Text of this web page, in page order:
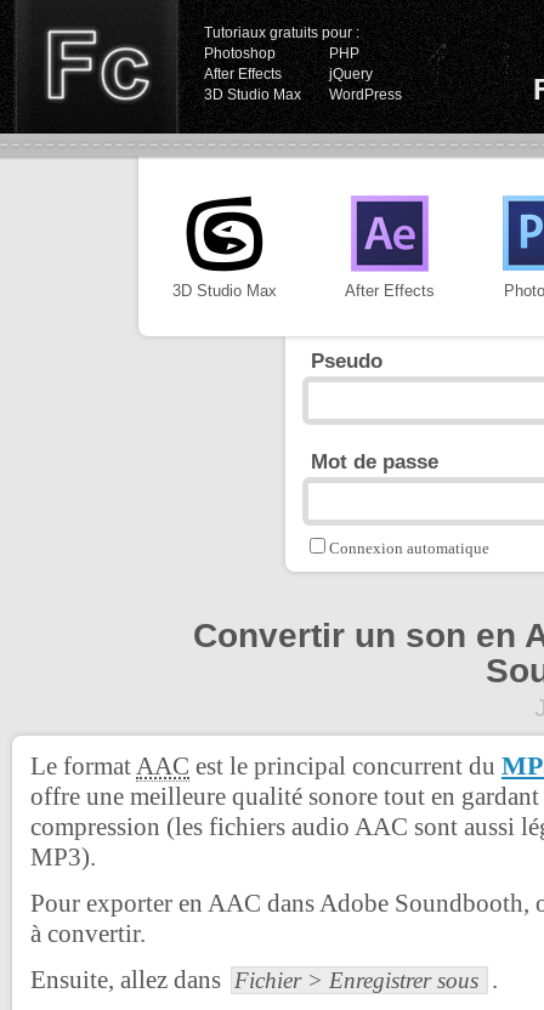
Tutoriaux gratuits pour :
Photoshop
PHP
After Effects
jQuery
3D Studio Max
WordPress
3D Studio Max After Effects
Pseudo
Mot de passe
Connexion automatique
Convertir un son en
Le formatAAC est le principal concurrent du
offre une meilleure qualité sonore tout en
compression (les fichiers audio AAC sont aussi
MP3).
Pour exporter en AAC dans Adobe Soundbooth,
à convertir.
Ensuite, allez dans Fichier > Enregistrer sous .